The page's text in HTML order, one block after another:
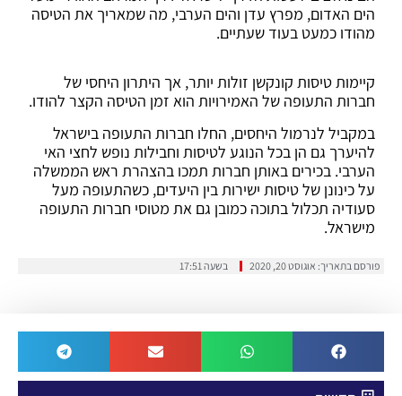
הים האדום, מפרץ עדן והים הערבי, מה שמאריך את הטיסה
מהודו כמעט בעוד שעתיים.
קיימות טיסות קונקשן זולות יותר, אך היתרון היחסי של
חברות התעופה של האמירויות הוא זמן הטיסה הקצר להודו.
במקביל לנרמול היחסים, החלו חברות התעופה בישראל
להיערך גם הן בכל הנוגע לטיסות וחבילות נופש לחצי האי
הערבי. בכירים באותן חברות תמכו בהצהרת ראש הממשלה
על כינונן של טיסות ישירות בין היעדים, כשהתעופה מעל
סעודיה תכלול בתוכה כמובן גם את מטוסי חברות התעופה
מישראל.
פורסם בתאריך: אוגוסט 20, 2020 בשעה 17:51